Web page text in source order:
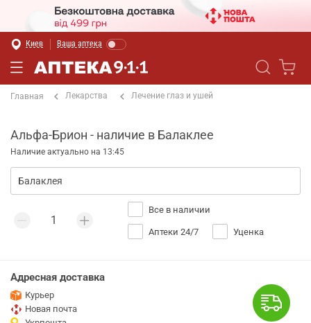
Киев Ваша аптека
Главная Лекарства Лечение глаз и ушей
Альфа-Брион - наличие в Балаклее
Наличие актуально на 13:45
Все в наличии
Аптеки 24/7 Уценка
Адресная доставка
Курьер
Новая почта